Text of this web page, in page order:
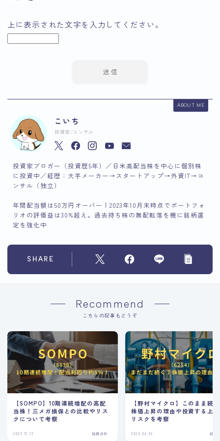
上に表示された文字を入力してください。
ABOUT ME
こいち
投資家/コンサル
投資家ブロガー（投資歴5年）／日米高配当株を中心に個別株
に投資中／経歴：大手メーカー→スタートアップ→外資IT→コ
ンサル（独立）
年間配当額は50万円オーバー！2023年10月末時点でポートフォ
リオの評価益は30%超え。過去持ち株の無配転落を機に銘柄選
定を強化中
SHARE
Recommend
こちらの記事もどうぞ
【SOMPO】10期連続増配の高配
当株！三メガ損保との比較やリス
クについて考察
2023.12.13 銘柄分析
【野村マイクロ】このまま続
株価上昇の理由や投資する上
リスクを考察
2024.04.09 銘柄